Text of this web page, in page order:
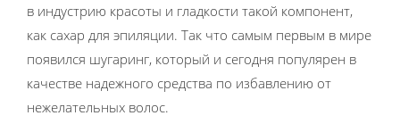
в индустрию красоты и гладкости такой компонент,
как сахар для эпиляции. Так что самым первым в мире
появился шугаринг, который и сегодня популярен в
качестве надежного средства по избавлению от
нежелательных волос.